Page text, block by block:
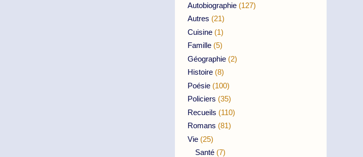
Autobiographie (127)
Autres (21)
Cuisine (1)
Famille (5)
Géographie (2)
Histoire (8)
Poésie (100)
Policiers (35)
Recueils (110)
Romans (81)
Vie (25)
Santé (7)